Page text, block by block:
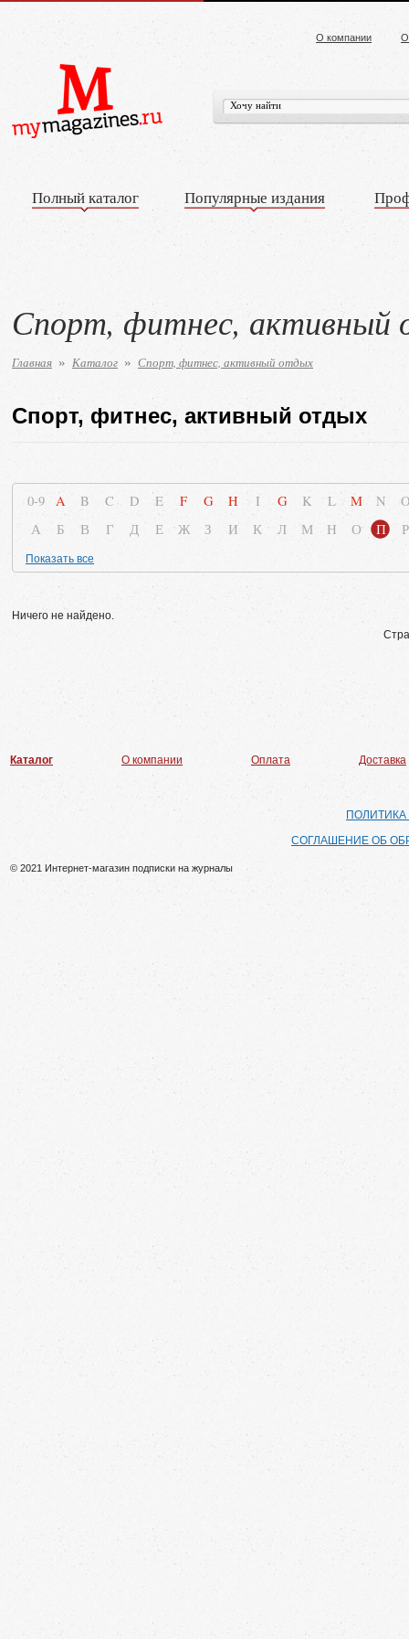
О компании
Полный каталог Популярные издания
Спорт, фитнес, активный
Главная » Каталог » Спорт, фитнес, активный отдых
Спорт, фитнес, активный отдых
0-9 A B C D E F G H I G K L M N
А
Б В Г Д Е Ж З И К Л М Н О П Р
Показать все
Ничего не найдено.
Каталог О компании Оплата Доставка
СОГЛАШЕНИЕ ОБ
© 2021 Интернет-магазин подписки на журналы